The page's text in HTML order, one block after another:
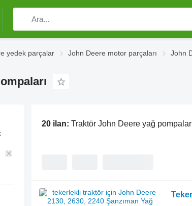
yedek parçalar John Deere motor parçaları John
20 ilan: Traktör John Deere yağ